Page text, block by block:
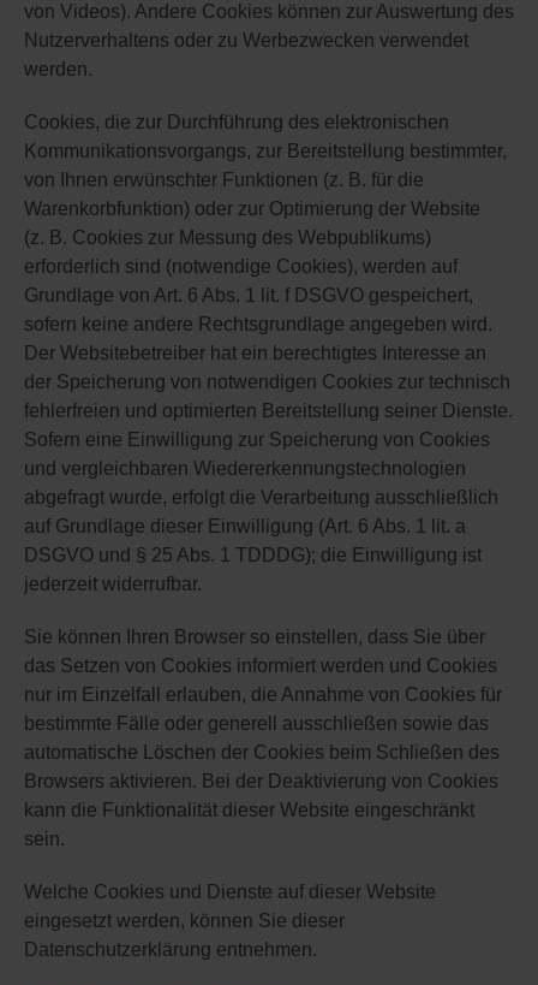
von Videos). Andere Cookies können zur Auswertung des
Nutzerverhaltens oder zu Werbezwecken verwendet
werden.
Cookies, die zur Durchführung des elektronischen
Kommunikationsvorgangs, zur Bereitstellung bestimmter,
von Ihnen erwünschter Funktionen (z. B. für die
Warenkorbfunktion) oder zur Optimierung der Website
(z. B. Cookies zur Messung des Webpublikums)
erforderlich sind (notwendige Cookies), werden auf
Grundlage von Art. 6 Abs. 1 lit. f DSGVO gespeichert,
sofern keine andere Rechtsgrundlage angegeben wird.
Der Websitebetreiber hat ein berechtigtes Interesse an
der Speicherung von notwendigen Cookies zur technisch
fehlerfreien und optimierten Bereitstellung seiner Dienste.
Sofern eine Einwilligung zur Speicherung von Cookies
und vergleichbaren Wiedererkennungstechnologien
abgefragt wurde, erfolgt die Verarbeitung ausschließlich
auf Grundlage dieser Einwilligung (Art. 6 Abs. 1 lit. a
DSGVO und § 25 Abs. 1 TDDDG); die Einwilligung ist
jederzeit widerrufbar.
Sie können Ihren Browser so einstellen, dass Sie über
das Setzen von Cookies informiert werden und Cookies
nur im Einzelfall erlauben, die Annahme von Cookies für
bestimmte Fälle oder generell ausschließen sowie das
automatische Löschen der Cookies beim Schließen des
Browsers aktivieren. Bei der Deaktivierung von Cookies
kann die Funktionalität dieser Website eingeschränkt
sein.
Welche Cookies und Dienste auf dieser Website
eingesetzt werden, können Sie dieser
Datenschutzerklärung entnehmen.